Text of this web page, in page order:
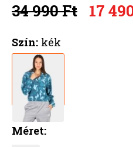
34 990 Ft 17
Szín: kék
Méret: